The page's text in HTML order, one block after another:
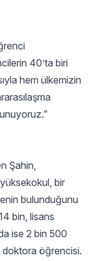
40’ta biri
hem ülkemizin
Şahin,
bir
bulunduğunu
bin, lisans
ise 2 bin 500
doktora öğrencisi.